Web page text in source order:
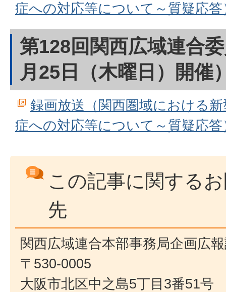
症への対応等について～質疑応答
第128回関西広域連合
月25日（木曜日）開催
録画放送（関西圏域における
症への対応等について～質疑応答
この記事に関する
先
関西広域連合本部事務局企画広
〒530-0005
大阪市北区中之島5丁目3番51号